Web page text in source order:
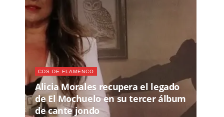
CDS DE FLAMENCO
Alicia Morales recupera el legado
de El Mochuelo en su tercer álbum
de cante jondo